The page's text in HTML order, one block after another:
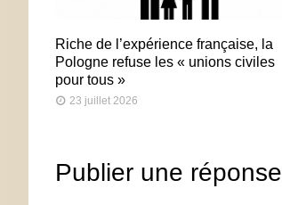
Riche de l’expérience française, la
Pologne refuse les « unions civiles
pour tous »
23 juillet 2026
Publier une réponse